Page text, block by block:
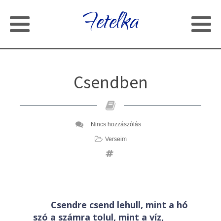
Fetelka
Csendben
Nincs hozzászólás
Verseim
Csendre csend lehull, mint a hó
szó a számra tolul, mint a víz,